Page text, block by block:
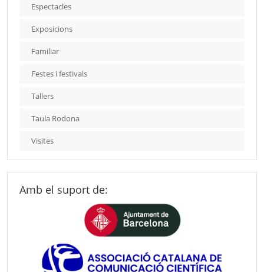
Espectacles
Exposicions
Familiar
Festes i festivals
Tallers
Taula Rodona
Visites
Amb el suport de: